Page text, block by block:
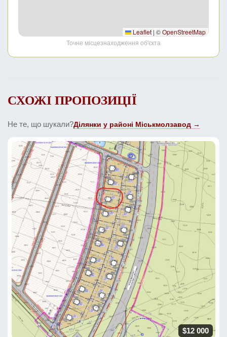
Leaflet | ©OpenStreetMap
Точне місцезнаходження об'єкта
СХОЖІ ПРОПОЗИЦІЇ
Не те, що шукали?Ділянки у районі Міськмолзавод →
$12 000